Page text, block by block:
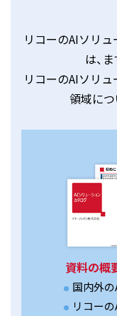
リコーのAIソリ
は、
リコーのAIソリ
領域につ
資料の概
国内外
リコー